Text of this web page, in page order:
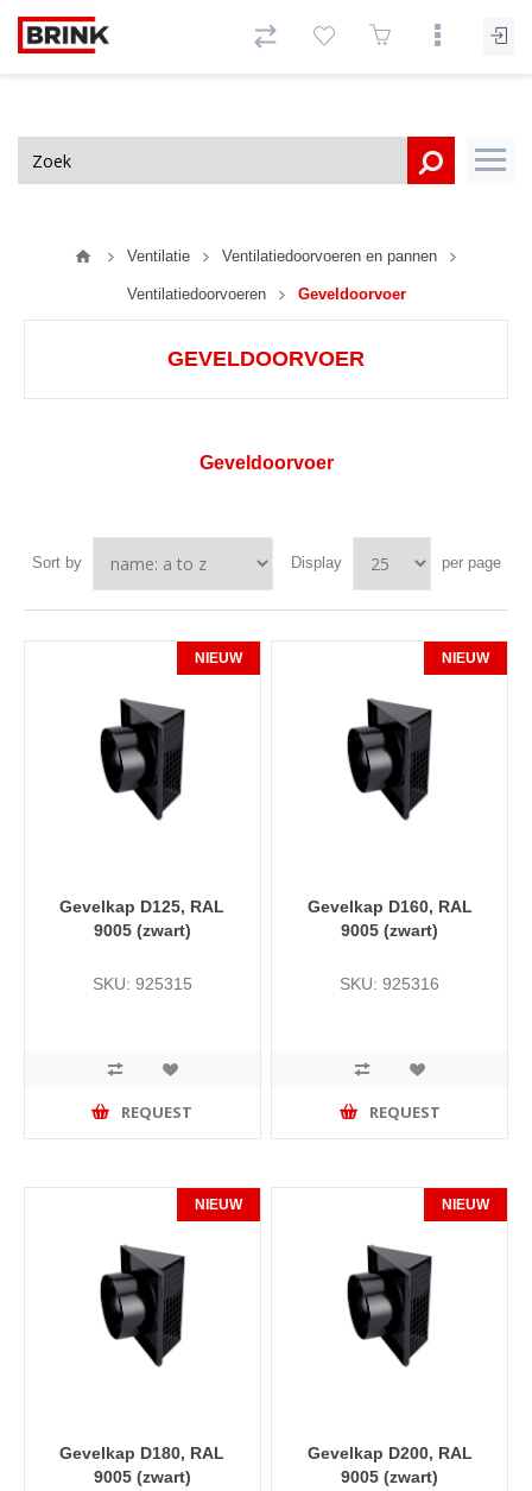
Ventilatie Ventilatiedoorvoeren en pannen
Ventilatiedoorvoeren Geveldoorvoer
GEVELDOORVOER
Geveldoorvoer
Sort by Display per page
NIEUW
Gevelkap D125, RAL
9005 (zwart)
SKU: 925315
REQUEST
NIEUW
Gevelkap D160, RAL
9005 (zwart)
SKU: 925316
REQUEST
NIEUW
Gevelkap D180, RAL
9005 (zwart)
NIEUW
Gevelkap D200, RAL
9005 (zwart)